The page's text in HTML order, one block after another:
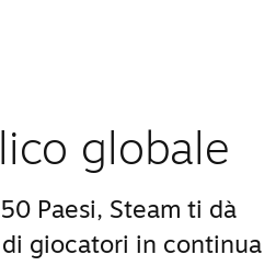
globale
Paesi, Steam ti dà
giocatori in continua